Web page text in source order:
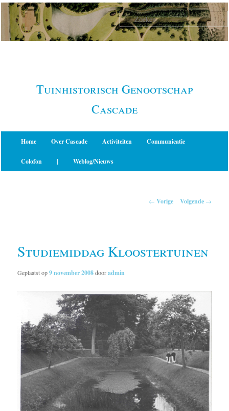
Spring
naar
primaire
Tuinhistorisch Genootschap
Cascade
Home Over Cascade Activiteiten Communicatie
Colofon | Weblog/Nieuws
← Vorige Volgende →
Studiemiddag Kloostertuinen
Geplaatst op9 november 2008dooradmin